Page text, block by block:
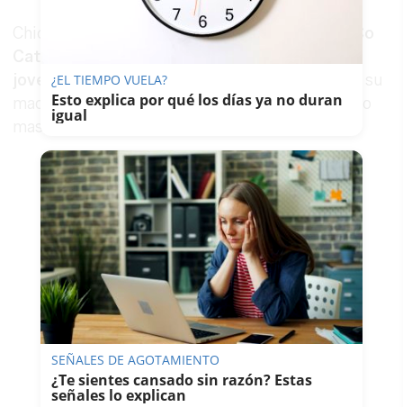
Chicho Marín es el propietario de
jovenpara poder devolver el favor que le hizo a su
madre. Su tweet se ha vuelto viral y ha alcanzado
mas de 4.000 rts y 20.000 me gusta.
¿EL TIEMPO VUELA?
Esto explica por qué los días ya no duran
igual
SEÑALES DE AGOTAMIENTO
¿Te sientes cansado sin razón? Estas
señales lo explican